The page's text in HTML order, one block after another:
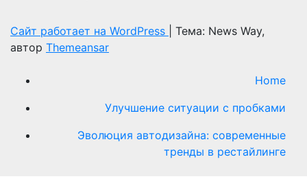
Сайт работает на WordPress
Тема: News Way,
автор Themeansar
Home
Улучшение ситуации с пробками
Эволюция автодизайна: современные
тренды в рестайлинге